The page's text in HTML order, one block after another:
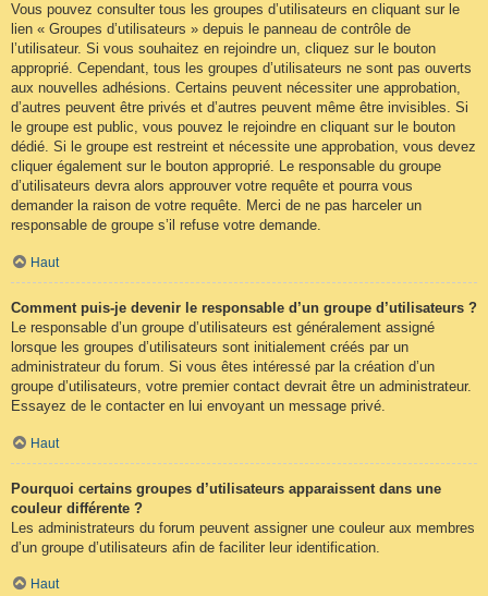
Vous pouvez consulter tous les groupes d’utilisateurs en cliquant sur le
lien « Groupes d’utilisateurs » depuis le panneau de contrôle de
l’utilisateur. Si vous souhaitez en rejoindre un, cliquez sur le bouton
approprié. Cependant, tous les groupes d’utilisateurs ne sont pas ouverts
aux nouvelles adhésions. Certains peuvent nécessiter une approbation,
d’autres peuvent être privés et d’autres peuvent même être invisibles. Si
le groupe est public, vous pouvez le rejoindre en cliquant sur le bouton
dédié. Si le groupe est restreint et nécessite une approbation, vous devez
cliquer également sur le bouton approprié. Le responsable du groupe
d’utilisateurs devra alors approuver votre requête et pourra vous
demander la raison de votre requête. Merci de ne pas harceler un
responsable de groupe s’il refuse votre demande.
Haut
Comment puis-je devenir le responsable d’un groupe d’utilisateurs ?
Le responsable d’un groupe d’utilisateurs est généralement assigné
lorsque les groupes d’utilisateurs sont initialement créés par un
administrateur du forum. Si vous êtes intéressé par la création d’un
groupe d’utilisateurs, votre premier contact devrait être un administrateur.
Essayez de le contacter en lui envoyant un message privé.
Haut
Pourquoi certains groupes d’utilisateurs apparaissent dans une
couleur différente ?
Les administrateurs du forum peuvent assigner une couleur aux membres
d’un groupe d’utilisateurs afin de faciliter leur identification.
Haut